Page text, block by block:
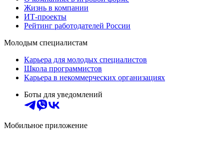
Жизнь в компании
ИТ-проекты
Рейтинг работодателей России
Молодым специалистам
Карьера для молодых специалистов
Школа программистов
Карьера в некоммерческих организациях
Боты для уведомлений
Мобильное приложение